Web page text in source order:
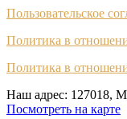
Пользовательское
Политика в
Политика в
Наш адрес: 127018,
Посмотреть на карте